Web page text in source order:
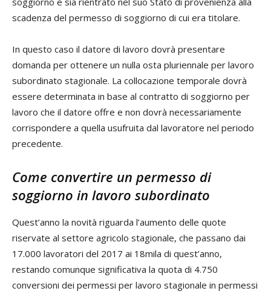
scadenza del permesso di soggiorno di cui era titolare.
In questo caso il datore di lavoro dovrà presentare
domanda per ottenere un nulla osta pluriennale per lavoro
subordinato stagionale. La collocazione temporale dovrà
essere determinata in base al contratto di soggiorno per
lavoro che il datore offre e non dovrà necessariamente
corrispondere a quella usufruita dal lavoratore nel periodo
precedente.
Come convertire un permesso di
soggiorno in lavoro subordinato
Quest’anno la novità riguarda l’aumento delle quote
riservate al settore agricolo stagionale, che passano dai
17.000 lavoratori del 2017 ai 18mila di quest’anno,
restando comunque significativa la quota di 4.750
conversioni dei permessi per lavoro stagionale in permessi